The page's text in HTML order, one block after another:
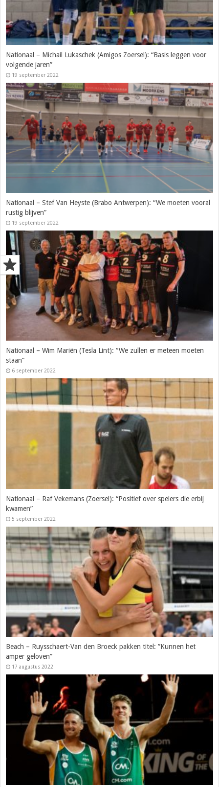
Nationaal – Michail Lukaschek (Amigos Zoersel): “Basis leggen voor
volgende jaren”
19 september 2022
Nationaal – Stef Van Heyste (Brabo Antwerpen): “We moeten vooral
rustig blijven”
19 september 2022
Nationaal – Wim Mariën (Tesla Lint): “We zullen er meteen moeten
staan”
6 september 2022
Nationaal – Raf Vekemans (Zoersel): “Positief over spelers die erbij
kwamen”
5 september 2022
Beach – Ruysschaert-Van den Broeck pakken titel: ”Kunnen het
amper geloven”
17 augustus 2022